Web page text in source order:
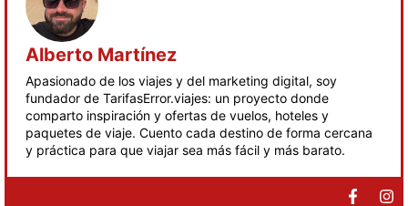
Alberto Martínez
Apasionado de los viajes y del marketing digital, soy
fundador de TarifasError.viajes: un proyecto donde
comparto inspiración y ofertas de vuelos, hoteles y
paquetes de viaje. Cuento cada destino de forma cercana
y práctica para que viajar sea más fácil y más barato.